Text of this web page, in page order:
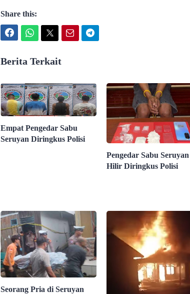
Share this:
Berita Terkait
Empat Pengedar Sabu
Seruyan Diringkus Polisi
Pengedar Sabu Seruyan
Hilir Diringkus Polisi
Seorang Pria di Seruyan